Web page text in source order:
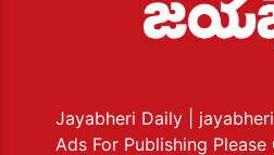
Jayabheri Daily
|
Ads For Publishing